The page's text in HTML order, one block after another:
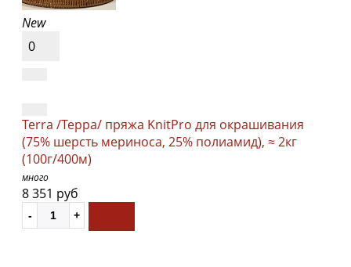
New
0
Terra /Терра/ пряжа KnitPro для окрашивания
(75% шерсть мериноса, 25% полиамид), ≈ 2кг
(100г/400м)
много
8 351 руб